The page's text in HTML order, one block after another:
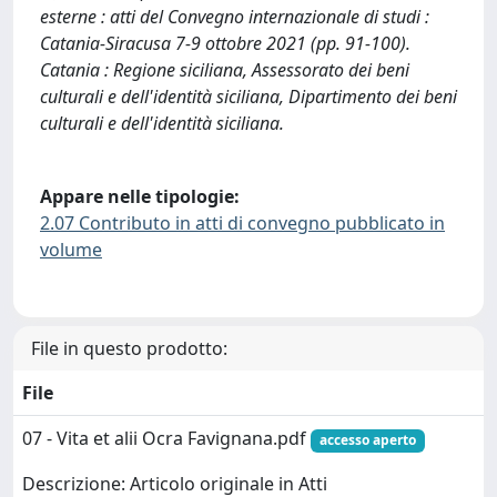
esterne : atti del Convegno internazionale di studi :
Catania-Siracusa 7-9 ottobre 2021 (pp. 91-100).
Catania : Regione siciliana, Assessorato dei beni
culturali e dell'identità siciliana, Dipartimento dei beni
culturali e dell'identità siciliana.
Appare nelle tipologie:
2.07 Contributo in atti di convegno pubblicato in
volume
File in questo prodotto:
File
07 - Vita et alii Ocra Favignana.pdf
accesso aperto
Descrizione: Articolo originale in Atti